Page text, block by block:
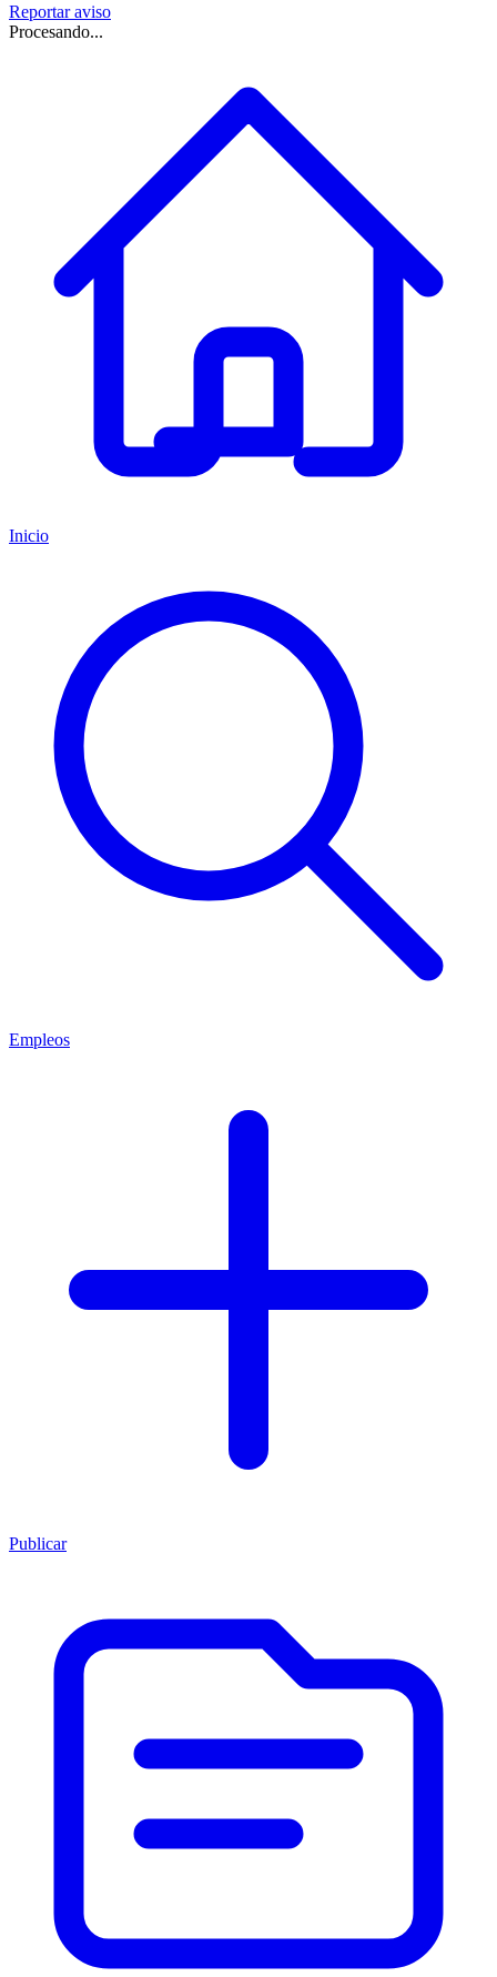
Reportar aviso
Procesando...
Inicio
Empleos
Publicar